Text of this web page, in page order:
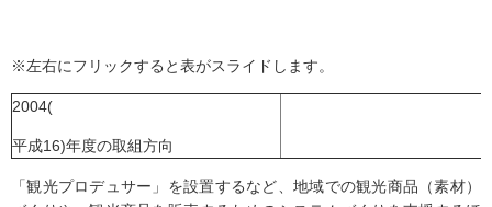
※左右にフリックすると表がスライドします。
2004(
平成16)年度の取組方向
「観光プロデュサー」を設置するなど、地域での観光商品（素材）